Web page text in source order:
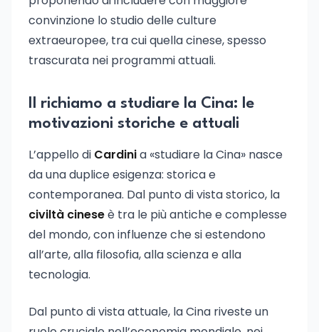
convinzione lo studio delle culture
extraeuropee, tra cui quella cinese, spesso
trascurata nei programmi attuali.
Il richiamo a studiare la Cina: le
motivazioni storiche e attuali
L’appello di Cardinia «studiare la Cina» nasce
da una duplice esigenza: storica e
contemporanea. Dal punto di vista storico, la
civiltà cineseè tra le più antiche e complesse
del mondo, con influenze che si estendono
all’arte, alla filosofia, alla scienza e alla
tecnologia.
Dal punto di vista attuale, la Cina riveste un